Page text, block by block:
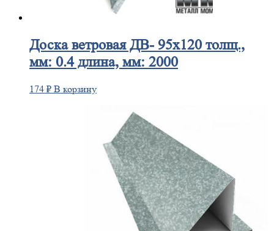
Доскаветровая ДВ- 95х120 толщ.,
мм: 0.4 длина, мм: 2000
174 ₽ В корзину